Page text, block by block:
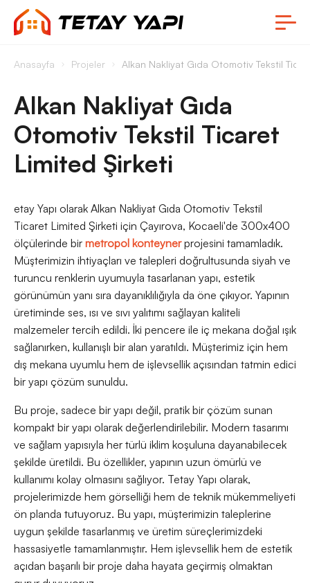
Anasayfa Projeler Alkan Nakliyat Gıda Otomotiv Tekstil
Alkan Nakliyat Gıda
Otomotiv Tekstil Ticaret
Limited Şirketi
etay Yapı olarak Alkan Nakliyat Gıda Otomotiv Tekstil
Ticaret Limited Şirketi için Çayırova, Kocaeli'de 300x400
ölçülerinde bir metropol konteynerprojesini tamamladık.
Müşterimizin ihtiyaçları ve talepleri doğrultusunda siyah ve
turuncu renklerin uyumuyla tasarlanan yapı, estetik
görünümün yanı sıra dayanıklılığıyla da öne çıkıyor. Yapının
üretiminde ses, ısı ve sıvı yalıtımı sağlayan kaliteli
malzemeler tercih edildi. İki pencere ile iç mekana doğal ışık
sağlanırken, kullanışlı bir alan yaratıldı. Müşterimiz için hem
dış mekana uyumlu hem de işlevsellik açısından tatmin edici
bir yapı çözüm sunuldu.
Bu proje, sadece bir yapı değil, pratik bir çözüm sunan
kompakt bir yapı olarak değerlendirilebilir. Modern tasarımı
ve sağlam yapısıyla her türlü iklim koşuluna dayanabilecek
şekilde üretildi. Bu özellikler, yapının uzun ömürlü ve
kullanımı kolay olmasını sağlıyor. Tetay Yapı olarak,
projelerimizde hem görselliği hem de teknik mükemmeliyeti
ön planda tutuyoruz. Bu yapı, müşterimizin taleplerine
uygun şekilde tasarlanmış ve üretim süreçlerimizdeki
hassasiyetle tamamlanmıştır. Hem işlevsellik hem de estetik
açıdan başarılı bir proje daha hayata geçirmiş olmaktan